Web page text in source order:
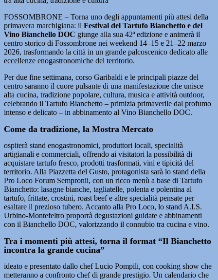
FOSSOMBRONE – Torna uno degli appuntamenti più attesi della
primavera marchigiana: il Festival del Tartufo Bianchetto e del
Vino Bianchello DOC giunge alla sua 42ª edizione e animerà il
centro storico di Fossombrone nei weekend 14–15 e 21–22 marzo
2026, trasformando la città in un grande palcoscenico dedicato alle
eccellenze enogastronomiche del territorio.
Per due fine settimana, corso Garibaldi e le principali piazze del
centro saranno il cuore pulsante di una manifestazione che unisce
alta cucina, tradizione popolare, cultura, musica e attività outdoor,
celebrando il Tartufo Bianchetto – primizia primaverile dal profumo
intenso e delicato – in abbinamento al Vino Bianchello DOC.
Come da tradizione, la Mostra Mercato
ospiterà stand enogastronomici, produttori locali, specialità
artigianali e commerciali, offrendo ai visitatori la possibilità di
acquistare tartufo fresco, prodotti trasformati, vini e tipicità del
territorio. Alla Piazzetta del Gusto, protagonista sarà lo stand della
Pro Loco Forum Sempronii, con un ricco menù a base di Tartufo
Bianchetto: lasagne bianche, tagliatelle, polenta e polentina al
tartufo, frittate, crostini, roast beef e altre specialità pensate per
esaltare il prezioso tubero. Accanto alla Pro Loco, lo stand A.I.S.
Urbino-Montefeltro proporrà degustazioni guidate e abbinamenti
con il Bianchello DOC, valorizzando il connubio tra cucina e vino.
Tra i momenti più attesi, torna il format “Il Bianchetto
incontra la grande cucina”
ideato e presentato dallo chef Lucio Pompili, con cooking show che
metteranno a confronto chef di grande prestigio. Un calendario che